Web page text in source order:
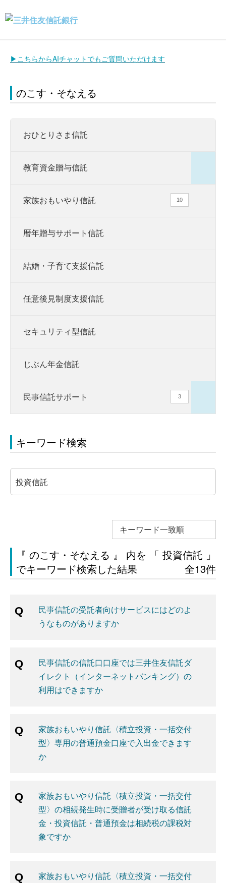
▶こちらからAIチャットでもご質問いただけます
のこす・そなえる
おひとりさま信託
教育資金贈与信託
家族おもいやり信託 10
暦年贈与サポート信託
結婚・子育て支援信託
任意後見制度支援信託
セキュリティ型信託
じぶん年金信託
民事信託サポート 3
キーワード検索
キーワード一致順
『 のこす・そなえる 』 内を 「 投資信託 」
でキーワード検索した結果
全13件
民事信託の受託者向けサービスにはどのよ
うなものがありますか
民事信託の信託口口座では三井住友信託ダ
イレクト（インターネットバンキング）の
利用はできますか
家族おもいやり信託〈積立投資・一括交付
型〉専用の普通預金口座で入出金できます
か
家族おもいやり信託〈積立投資・一括交付
型〉の相続発生時に受贈者が受け取る信託
金・投資信託・普通預金は相続税の課税対
象ですか
家族おもいやり信託〈積立投資・一括交付